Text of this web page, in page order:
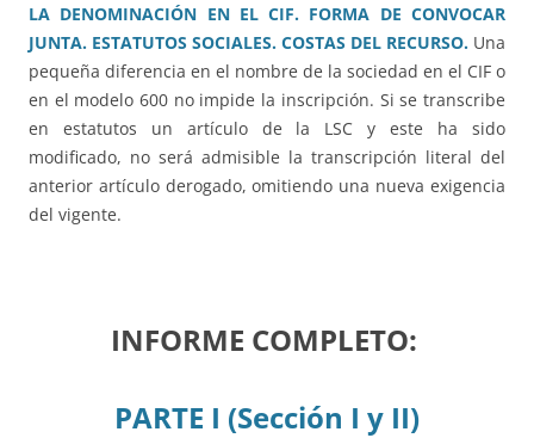
LA DENOMINACIÓN EN EL CIF. FORMA DE CONVOCAR
JUNTA. ESTATUTOS SOCIALES. COSTAS DEL RECURSO. Una
pequeña diferencia en el nombre de la sociedad en el CIF o
en el modelo 600 no impide la inscripción. Si se transcribe
en estatutos un artículo de la LSC y este ha sido
modificado, no será admisible la transcripción literal del
anterior artículo derogado, omitiendo una nueva exigencia
del vigente.
INFORME COMPLETO:
PARTE I (Sección I y II)